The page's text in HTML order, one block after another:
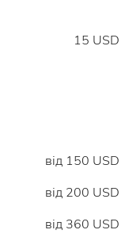
15 USD
від 150 USD
від 200 USD
від 360 USD